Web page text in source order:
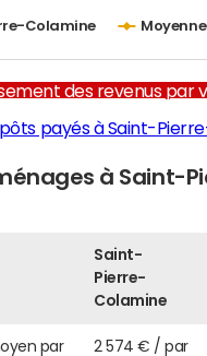
Colamine
des revenus par
payés à Saint-
à Saint-
Saint-
Pierre-
Colamine
par
2 574 € / par